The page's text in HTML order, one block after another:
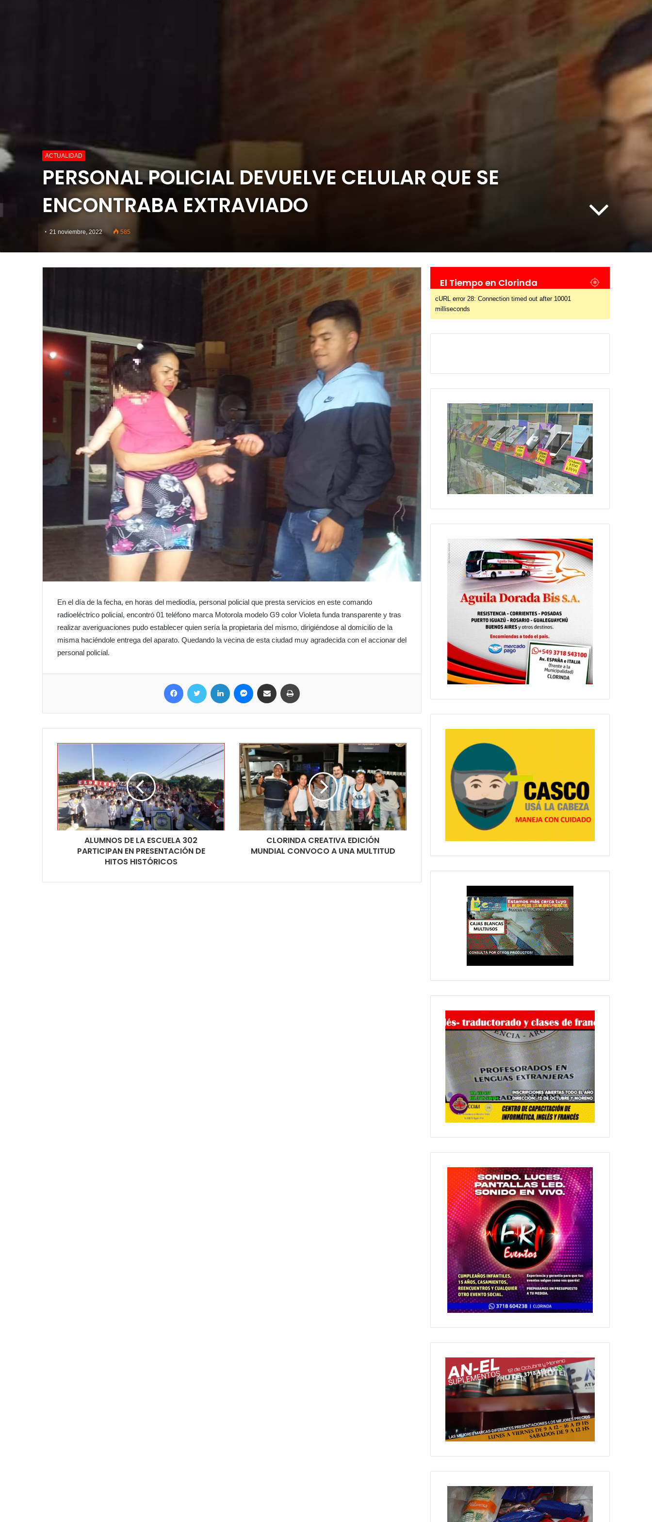
ACTUALIDAD
PERSONAL POLICIAL DEVUELVE CELULAR QUE SE
ENCONTRABA EXTRAVIADO
21 noviembre, 2022 585
En el día de la fecha, en horas del mediodía, personal policial que presta servicios en este comando
radioeléctrico policial, encontró 01 teléfono marca Motorola modelo G9 color Violeta funda transparente y tras
realizar averiguaciones pudo establecer quien sería la propietaria del mismo, dirigiéndose al domicilio de la
misma haciéndole entrega del aparato. Quedando la vecina de esta ciudad muy agradecida con el accionar del
personal policial.
Facebook Twitter LinkedIn MessengerCompartir por correo electrónico
ALUMNOS DE LA ESCUELA 302
PARTICIPAN EN PRESENTACIÓN DE
HITOS HISTÓRICOS
CLORINDA CREATIVA EDICIÓN
MUNDIAL CONVOCO A UNA MULTITUD
El Tiempo en Clorinda
cURL error 28: Connection timed out after 10001
milliseconds